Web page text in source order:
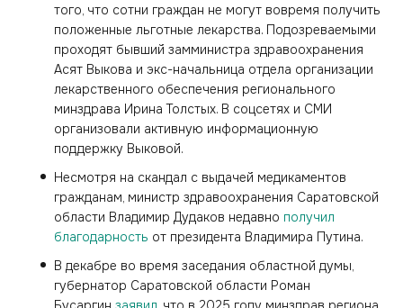
того, что сотни граждан не могут вовремя получить
положенные льготные лекарства. Подозреваемыми
проходят бывший замминистра здравоохранения
Асят Выкова и экс-начальница отдела организации
лекарственного обеспечения регионального
минздрава Ирина Толстых. В соцсетях и СМИ
организовали активную информационную
поддержку Выковой.
Несмотря на скандал с выдачей медикаментов
гражданам, министр здравоохранения Саратовской
области Владимир Дудаков недавно получил
благодарность от президента Владимира Путина.
В декабре во время заседания областной думы,
губернатор Саратовской области Роман